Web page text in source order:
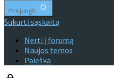
Prisijungti
Sukurti sąskaitą
Nerti į forumą
Naujos temos
Paieška